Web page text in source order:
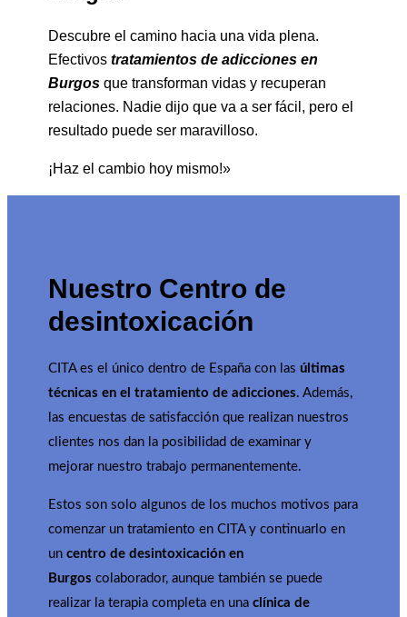
Descubre el camino hacia una vida plena.
Efectivos tratamientos de adicciones en
Burgos que transforman vidas y recuperan
relaciones. Nadie dijo que va a ser fácil, pero el
resultado puede ser maravilloso.
¡Haz el cambio hoy mismo!»
Nuestro Centro de
desintoxicación
CITA es el único dentro de España con las últimas
técnicas en el tratamiento de adicciones. Además,
las encuestas de satisfacción que realizan nuestros
clientes nos dan la posibilidad de examinar y
mejorar nuestro trabajo permanentemente.
Estos son solo algunos de los muchos motivos para
comenzar un tratamiento en CITA y continuarlo en
un centro de desintoxicación en
Burgos colaborador, aunque también se puede
realizar la terapia completa en una clínica de